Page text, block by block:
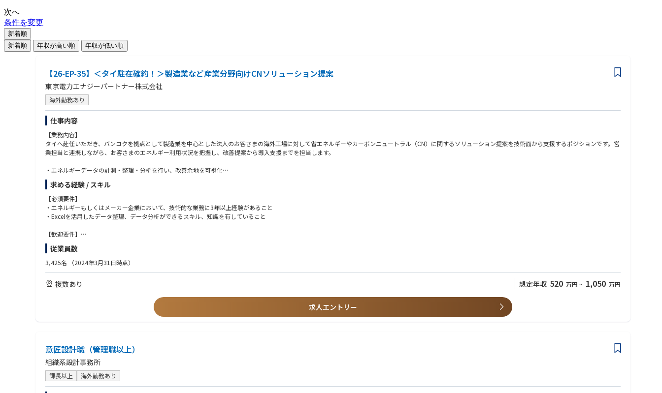
次へ
条件を変更
新着順
新着順
年収が高い順 年収が低い順
【26-EP-35】＜タイ駐在確約！＞製造業など産業分野向けCNソリューション提案
東京電力エナジーパートナー株式会社
海外勤務あり
仕事内容
【業務内容】
タイへ赴任いただき、バンコクを拠点として製造業を中心とした法人のお客さまの海外工場に対して省エネルギーやカーボンニュートラル（CN）に関するソリューション提案を技術面から支援するポジションです。営
業担当と連携しながら、お客さまのエネルギー利用状況を把握し、改善提案から導入支援までを担当します。
・エネルギーデータの計測・整理・分析を行い、改善余地を可視化
・海外工場の現場調査や設備状況の確認を実施
・省エネコンサルティングやエネルギーサービス提案に必要な資料を作成
・省エネ機器の導入検討や提案内容の技術的な検証を実施
・営業担当や社外パートナーと連携し、お客さまへの提案を支援
省エネコンサルティングやエネルギーサービス提案に関する実務を中心に担当いただくことを想定しています。チーフエンジニアの方針を踏まえながら進めますが、現場での判断や改善提案には一定の裁量がありま
す。
・工場や設備の現地確認を含む技術的な調査対応
・営業担当と連携した顧客向け提案や報告の支援
・社外パートナー企業との技術的な調整や提案内容の擦り合わせ
【魅力・やりがい】
本ポジションでは、海外の製造現場における省エネ・CN推進に直接関わりながら、技術的な知見と提案力の双方を高めることができます。改善提案の成果がお客さまの事業運営に反映されやすく、手応えを感じやすい
環境です。
・省エネやCNに関する実践的な知識・技術を習得できる
求める経験 / スキル
【必須要件】
・エネルギーもしくはメーカー企業において、技術的な業務に3年以上経験があること
・Excelを活用したデータ整理、データ分析ができるスキル、知識を有していること
【歓迎要件】
・社員数1000人以上規模の企業において、営業または技術系部署の業務を3年以上経験している方
・電気・機械設備に関する知識
・エネルギー管理士、電気・機械設備に関する資格取得者
従業員数
3,425名 （2024年3月31日時点）
複数あり 想定年収 520 万円 ~ 1,050 万円
求人エントリー
意匠設計職（管理職以上）
組織系設計事務所
課長以上 海外勤務あり